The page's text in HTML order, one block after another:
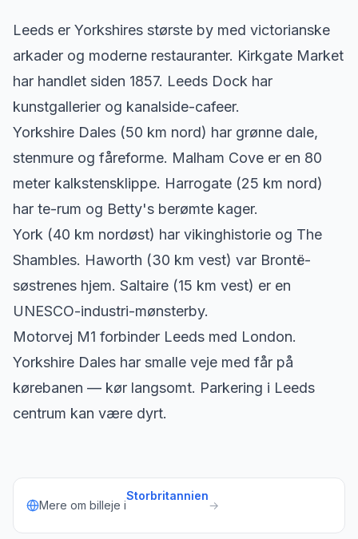
Leeds er Yorkshires største by med victorianske
arkader og moderne restauranter. Kirkgate Market
har handlet siden 1857. Leeds Dock har
kunstgallerier og kanalside-cafeer.
Yorkshire Dales (50 km nord) har grønne dale,
stenmure og fåreforme. Malham Cove er en 80
meter kalkstensklippe. Harrogate (25 km nord)
har te-rum og Betty's berømte kager.
York (40 km nordøst) har vikinghistorie og The
Shambles. Haworth (30 km vest) var Brontë-
søstrenes hjem. Saltaire (15 km vest) er en
UNESCO-industri-mønsterby.
Motorvej M1 forbinder Leeds med London.
Yorkshire Dales har smalle veje med får på
kørebanen — kør langsomt. Parkering i Leeds
centrum kan være dyrt.
Mere om billeje i
Storbritannien
→